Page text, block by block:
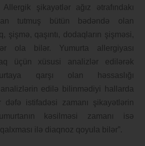
Allergik şikayətlər ağız ətrafındakı
tutmuş bütün bədəndə olan
şişmə, qaşıntı, dodaqların şişməsi,
ola bilər. Yumurta allergiyası
üçün xüsusi analizlər edilərək
qarşı olan həssaslığı
analizlərin edilə bilinmədiyi hallarda
dəfə istifadəsi zamanı şikayətlərin
kəsilməsi zamanı isə
ilə diaqnoz qoyula bilər”.